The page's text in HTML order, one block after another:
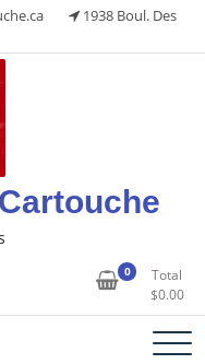
1938 Boul. Des
0
Total
$0.00